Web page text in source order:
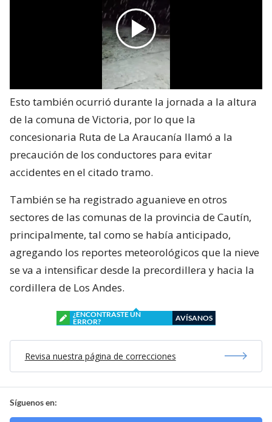
Esto también ocurrió durante la jornada a la altura
de la comuna de Victoria, por lo que la
concesionaria Ruta de La Araucanía llamó a la
precaución de los conductores para evitar
accidentes en el citado tramo.
También se ha registrado aguanieve en otros
sectores de las comunas de la provincia de Cautín,
principalmente, tal como se había anticipado,
agregando los reportes meteorológicos que la nieve
se va a intensificar desde la precordillera y hacia la
cordillera de Los Andes.
¿ENCONTRASTE UN
ERROR?
AVÍSANOS
Revisa nuestra página de correcciones
Síguenos en: